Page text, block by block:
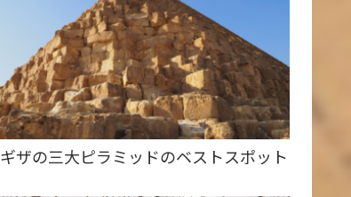
ギザの三大ピラミッドのベストスポット